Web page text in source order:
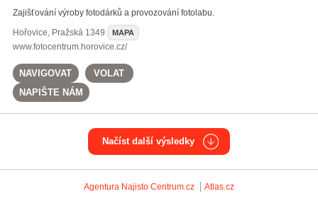
Zajišťování výroby fotodárků a provozování fotolabu.
Hořovice, Pražská 1349 MAPA
www.fotocentrum.horovice.cz/
NAVIGOVAT
VOLAT
NAPIŠTE NÁM
Načíst další výsledky
Agentura Najisto Centrum.cz Atlas.cz